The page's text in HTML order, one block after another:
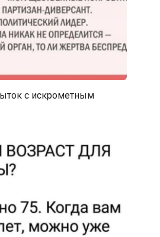
с искрометным